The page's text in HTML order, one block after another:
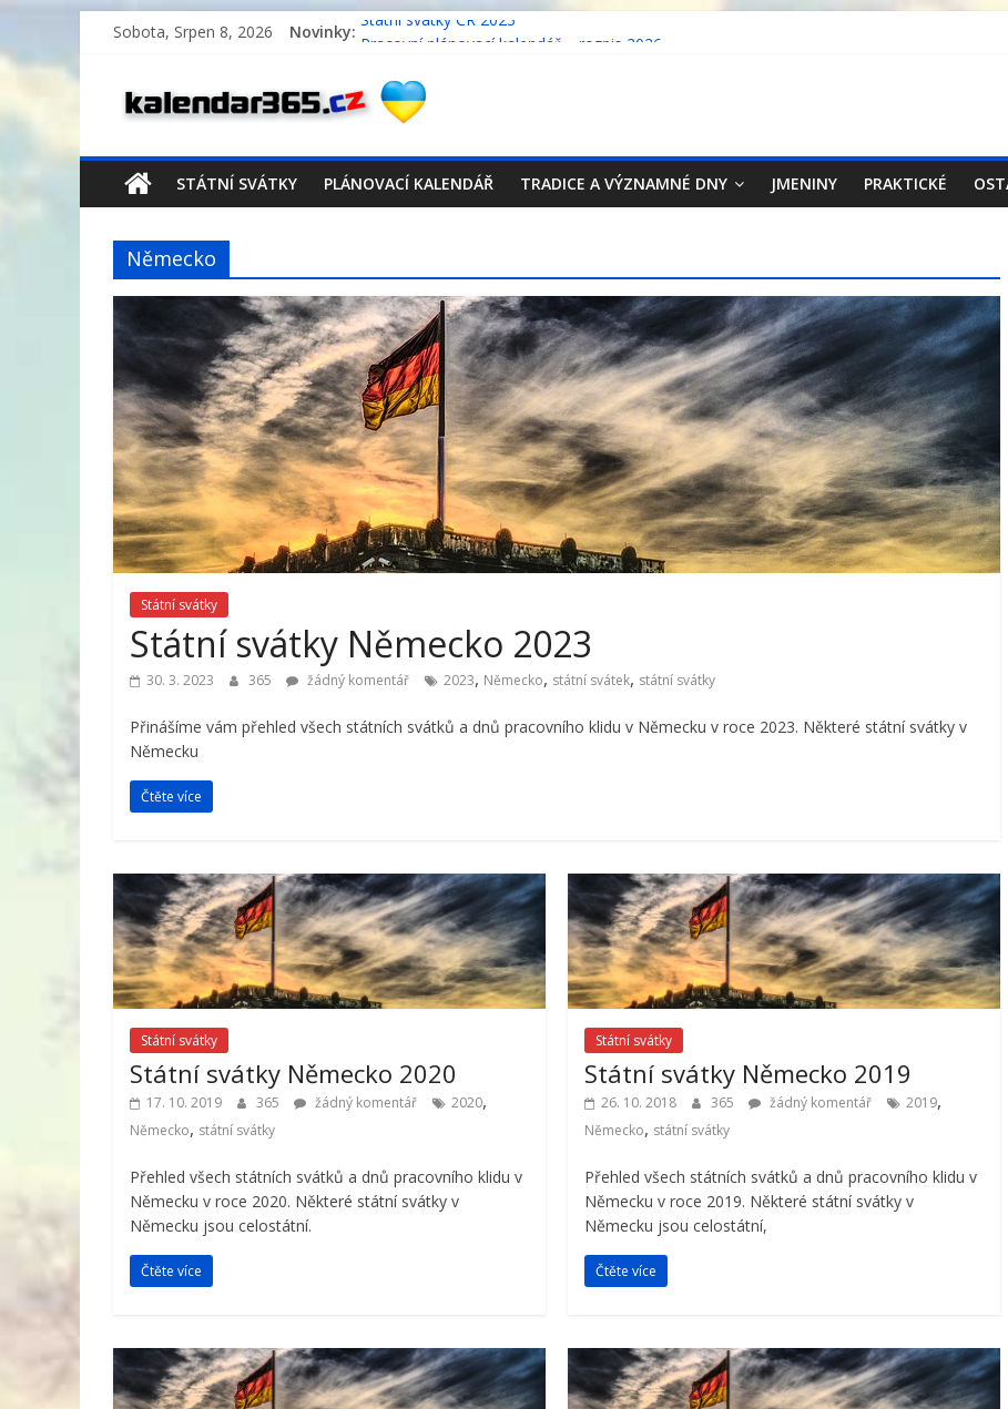
Sobota, Srpen 8, 2026 Novinky: Státní svátky ČR 2023
Pracovní plánovací kalendář – rozpis 2025
Pracovní plánovací kalendář – rozpis 2024
Státní svátky Německo 2023
STÁTNÍ SVÁTKY PLÁNOVACÍ KALENDÁŘ TRADICE A VÝZNAMNÉ DNY JMENINY PRAKTICKÉ
Německo
Státní svátky
Státní svátky Německo 2023
30. 3. 2023 365 žádný komentář 2023, Německo, státní svátek, státní svátky
Přinášíme vám přehled všech státních svátků a dnů pracovního klidu v Německu v roce 2023. Některé státní svátky v
Německu
Čtěte více
Státní svátky
Státní svátky Německo 2020
17. 10. 2019 365 žádný komentář 2020,
Německo, státní svátky
Přehled všech státních svátků a dnů pracovního klidu v
Německu v roce 2020. Některé státní svátky v
Německu jsou celostátní.
Čtěte více
Státní svátky
Státní svátky Německo 2019
26. 10. 2018 365 žádný komentář 2019,
Německo, státní svátky
Přehled všech státních svátků a dnů pracovního klidu v
Německu v roce 2019. Některé státní svátky v
Německu jsou celostátní,
Čtěte více